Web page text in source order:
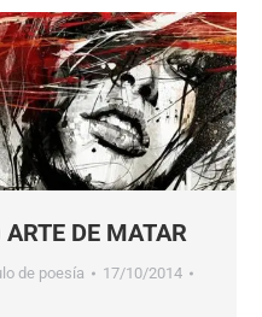
DE MATAR
de poesía
17/10/2014